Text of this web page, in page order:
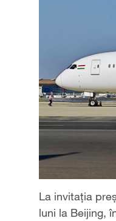
La invitația
luni la Beijing,